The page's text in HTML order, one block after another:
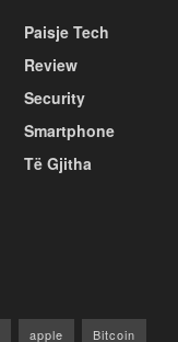
Paisje Tech
Review
Security
Smartphone
Të Gjitha
apple Bitcoin